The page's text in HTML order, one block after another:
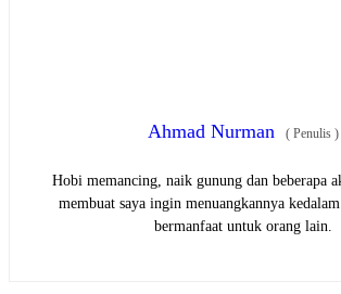
Ahmad Nurman ( Penulis )
Hobi memancing, naik gunung dan beberapa
membuat saya ingin menuangkannya
bermanfaat untuk orang lain.